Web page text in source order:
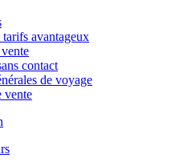
avantageux
contact
de voyage
vente